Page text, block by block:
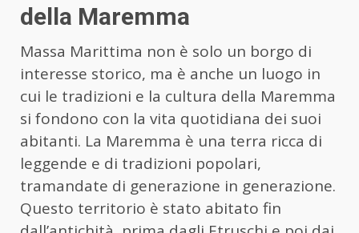
della Maremma
Massa Marittima non è solo un borgo di
interesse storico, ma è anche un luogo in
cui le tradizioni e la cultura della Maremma
si fondono con la vita quotidiana dei suoi
abitanti. La Maremma è una terra ricca di
leggende e di tradizioni popolari,
tramandate di generazione in generazione.
Questo territorio è stato abitato fin